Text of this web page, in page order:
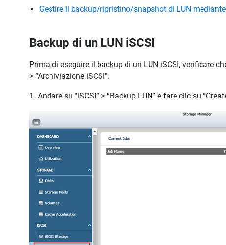
Gestire il backup/ripristino/snapshot di LUN
Backup di un LUN iSCSI
Prima di eseguire il backup di un LUN iSCSI, verificare
> “Archiviazione iSCSI".
1. Andare su “iSCSI” > “Backup LUN” e fare clic su